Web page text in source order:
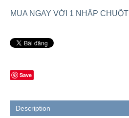
MUA NGAY VỚI 1 NHẤP CHUỘT
Save
Description